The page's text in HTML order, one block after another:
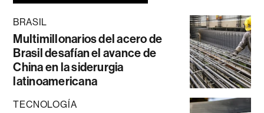
BRASIL
Multimillonarios del acero de
Brasil desafían el avance de
China en la siderurgia
latinoamericana
TECNOLOGÍA